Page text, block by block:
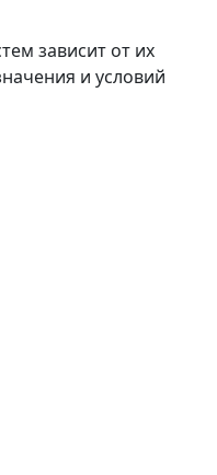
зависит от их
и условий